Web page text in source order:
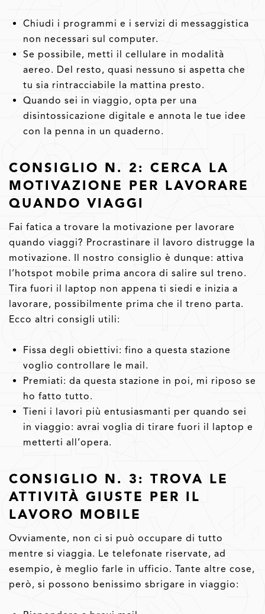
Chiudi i programmi e i servizi di messaggistica
non necessari sul computer.
Se possibile, metti il cellulare in modalità
aereo. Del resto, quasi nessuno si aspetta che
tu sia rintracciabile la mattina presto.
Quando sei in viaggio, opta per una
disintossicazione digitale e annota le tue idee
con la penna in un quaderno.
CONSIGLIO N. 2: CERCA LA
MOTIVAZIONE PER LAVORARE
QUANDO VIAGGI
Fai fatica a trovare la motivazione per lavorare
quando viaggi? Procrastinare il lavoro distrugge la
motivazione. Il nostro consiglio è dunque: attiva
l’hotspot mobile prima ancora di salire sul treno.
Tira fuori il laptop non appena ti siedi e inizia a
lavorare, possibilmente prima che il treno parta.
Ecco altri consigli utili:
Fissa degli obiettivi: fino a questa stazione
voglio controllare le mail.
Premiati: da questa stazione in poi, mi riposo se
ho fatto tutto.
Tieni i lavori più entusiasmanti per quando sei
in viaggio: avrai voglia di tirare fuori il laptop e
metterti all’opera.
CONSIGLIO N. 3: TROVA LE
ATTIVITÀ GIUSTE PER IL
LAVORO MOBILE
Ovviamente, non ci si può occupare di tutto
mentre si viaggia. Le telefonate riservate, ad
esempio, è meglio farle in ufficio. Tante altre cose,
però, si possono benissimo sbrigare in viaggio: